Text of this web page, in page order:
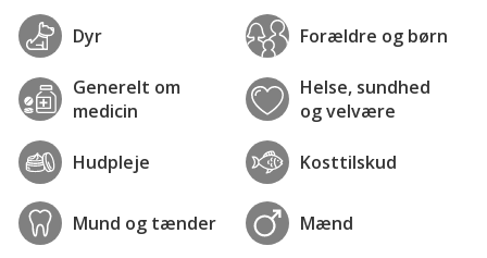
Dyr Forældre og børn
Generelt om
medicin
Helse, sundhed
og velvære
Hudpleje Kosttilskud
Mund og tænder Mænd